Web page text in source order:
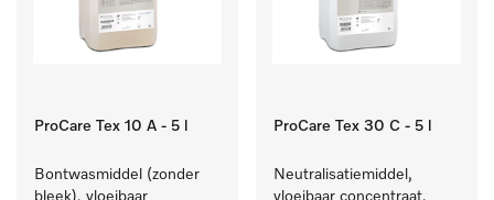
ProCare Tex 10 A - 5 l
Bontwasmiddel (zonder
bleek), vloeibaar
ProCare Tex 30 C - 5 l
Neutralisatiemiddel,
vloeibaar concentraat,